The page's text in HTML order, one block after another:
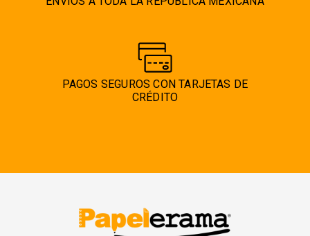
PAGOS SEGUROS CON TARJETAS DE
CRÉDITO